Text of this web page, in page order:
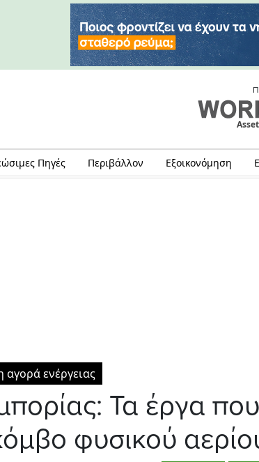
Πηγές Περιβάλλον Εξοικονόμηση
ενέργειας
Τα έργα
φυσικού